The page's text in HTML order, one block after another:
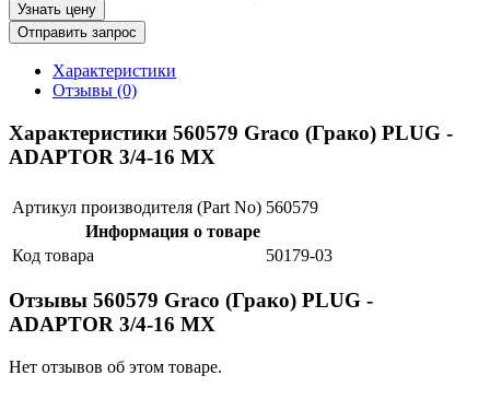
Узнать цену
Отправить запрос
Характеристики
Отзывы (0)
Характеристики 560579 Graco (Грако) PLUG -
ADAPTOR 3/4-16 MX
Артикул производителя (Part No) 560579
Информация о товаре
Код товара
50179-03
Отзывы 560579 Graco (Грако) PLUG -
ADAPTOR 3/4-16 MX
Нет отзывов об этом товаре.